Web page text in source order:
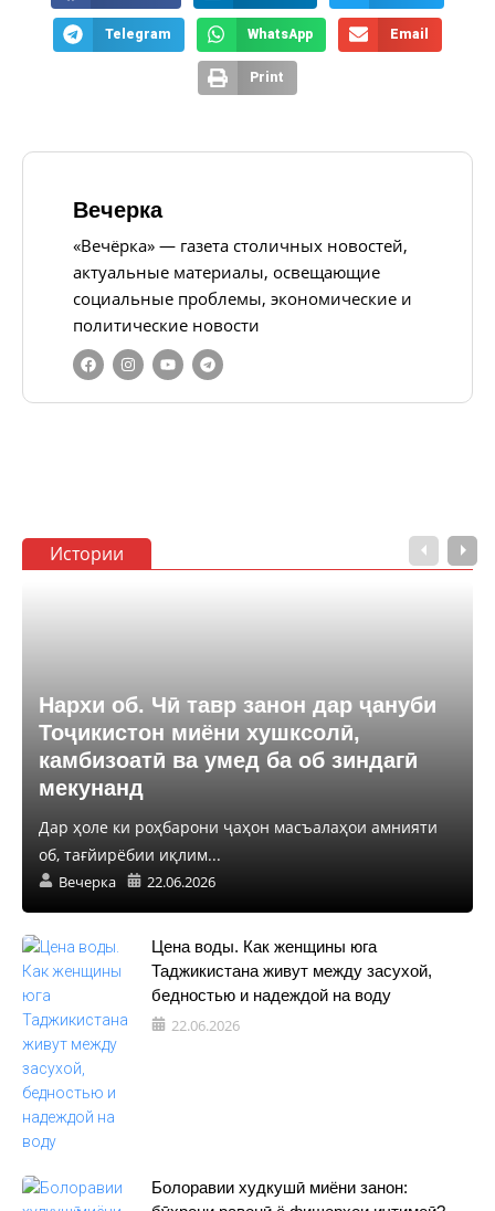
Telegram WhatsApp Email
Print
Вечерка
«Вечёрка» — газета столичных новостей,
актуальные материалы, освещающие
социальные проблемы, экономические и
политические новости
Истории
Нархи об. Чӣ тавр занон дар ҷануби
Тоҷикистон миёни хушксолӣ,
камбизоатӣ ва умед ба об зиндагӣ
мекунанд
Дар ҳоле ки роҳбарони ҷаҳон масъалаҳои амнияти
об, тағйирёбии иқлим...
Вечерка 22.06.2026
Цена воды. Как женщины юга
Таджикистана живут между засухой,
бедностью и надеждой на воду
22.06.2026
Болоравии худкушӣ миёни занон: